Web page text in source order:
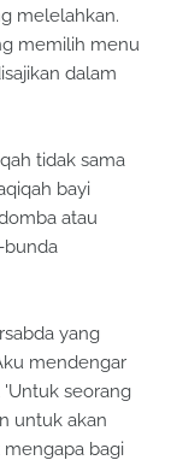
melelahkan.
memilih menu
dalam
tidak sama
bayi
atau
bunda
yang
mendengar
'Untuk seorang
untuk akan
bagi